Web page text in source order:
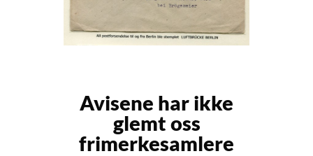
Avisene har ikke
glemt oss
frimerkesamlere